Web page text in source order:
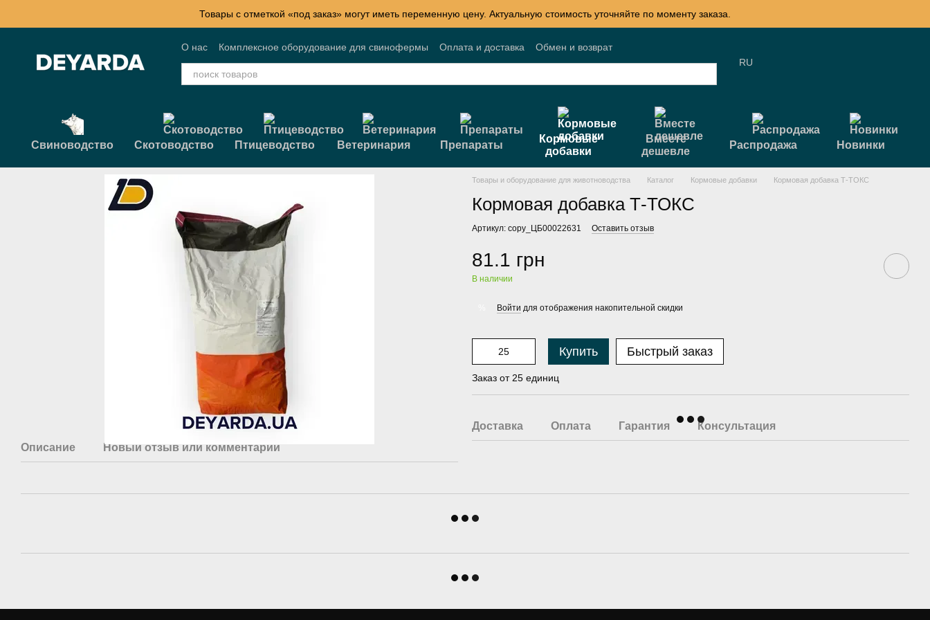
Товары с отметкой «под заказ» могут иметь переменную цену. Актуальную стоимость уточняйте по моменту заказа.
О нас Комплексное оборудование для свинофермы Оплата и доставка
Обмен и возврат
Контактная информация
Блог Акции Договор публичной оферты RU
Свиноводство Скотоводство Птицеводство Ветеринария Препараты
Кормовые
добавки
Вместе
дешевле
Распродажа Новинки
Описание Новый отзыв или комментарий
Товары и оборудование для животноводства Каталог Кормовые добавки Кормовая добавка Т-ТОКС
Кормовая добавка Т-ТОКС
Артикул: copy_ЦБ00022631 Оставить отзыв
81.1 грн
В наличии
Войти для отображения накопительной скидки
Купить Быстрый заказ
Заказ от 25 единиц
Доставка Оплата Гарантия Консультация